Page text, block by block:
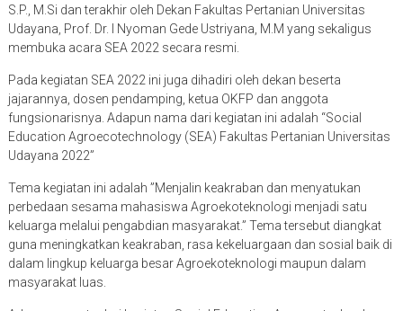
S.P., M.Si dan terakhir oleh Dekan Fakultas Pertanian Universitas
Udayana, Prof. Dr. I Nyoman Gede Ustriyana, M.M yang sekaligus
membuka acara SEA 2022 secara resmi.
Pada kegiatan SEA 2022 ini juga dihadiri oleh dekan beserta
jajarannya, dosen pendamping, ketua OKFP dan anggota
fungsionarisnya. Adapun nama dari kegiatan ini adalah “Social
Education Agroecotechnology (SEA) Fakultas Pertanian Universitas
Udayana 2022”
Tema kegiatan ini adalah ”Menjalin keakraban dan menyatukan
perbedaan sesama mahasiswa Agroekoteknologi menjadi satu
keluarga melalui pengabdian masyarakat.” Tema tersebut diangkat
guna meningkatkan keakraban, rasa kekeluargaan dan sosial baik di
dalam lingkup keluarga besar Agroekoteknologi maupun dalam
masyarakat luas.